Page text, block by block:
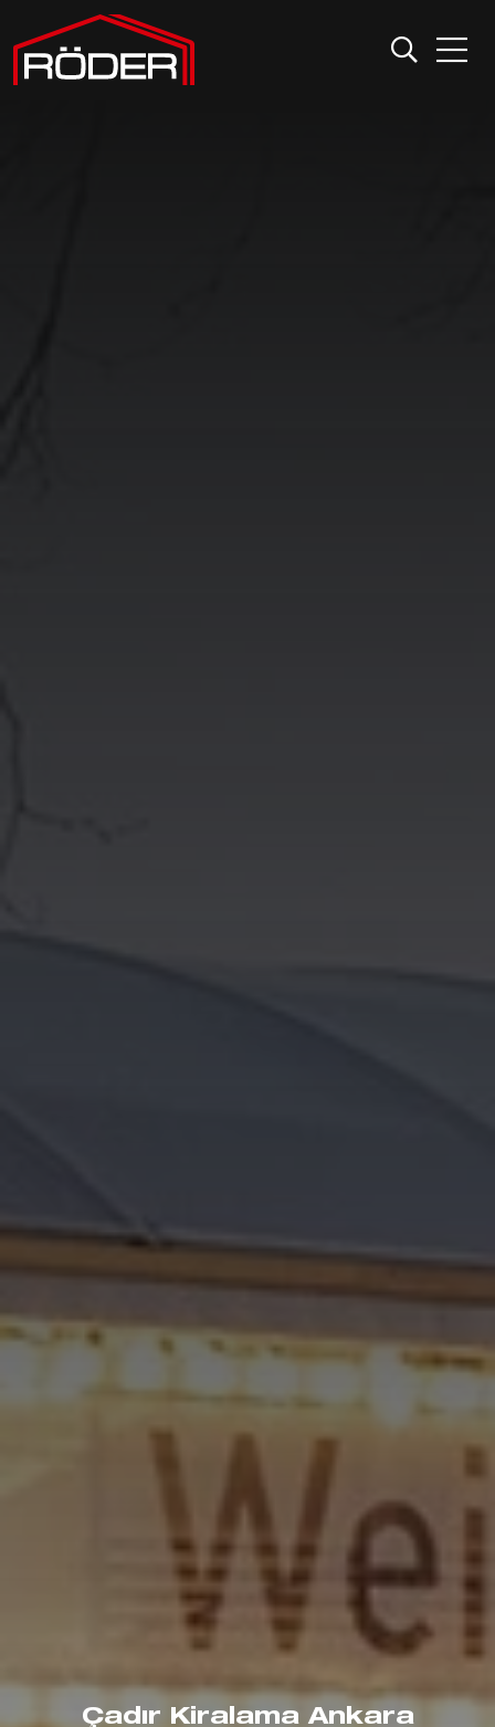
Çadır Kiralama Ankara